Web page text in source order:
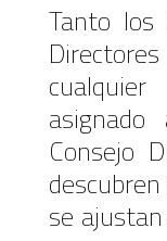
Tanto los
Consejo
se